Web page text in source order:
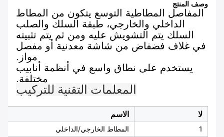
وصف المنتج
المفاصل المطاطية التوسع يتكون من المطاط
الداخلي والخارجي، طبقة السلك والصلب
السلك يتم التشويش عليه ومن ثم يتم تثبيته
في غلاف فضفاض من شاشة معدنية أو مفصل
مواز.
يستخدم على نطاق واسع في أنظمة أنابيب
مختلفة.
المعلمات التقنية للتركيب
لا الاسم
1
المطاط الخارجي/الداخلي